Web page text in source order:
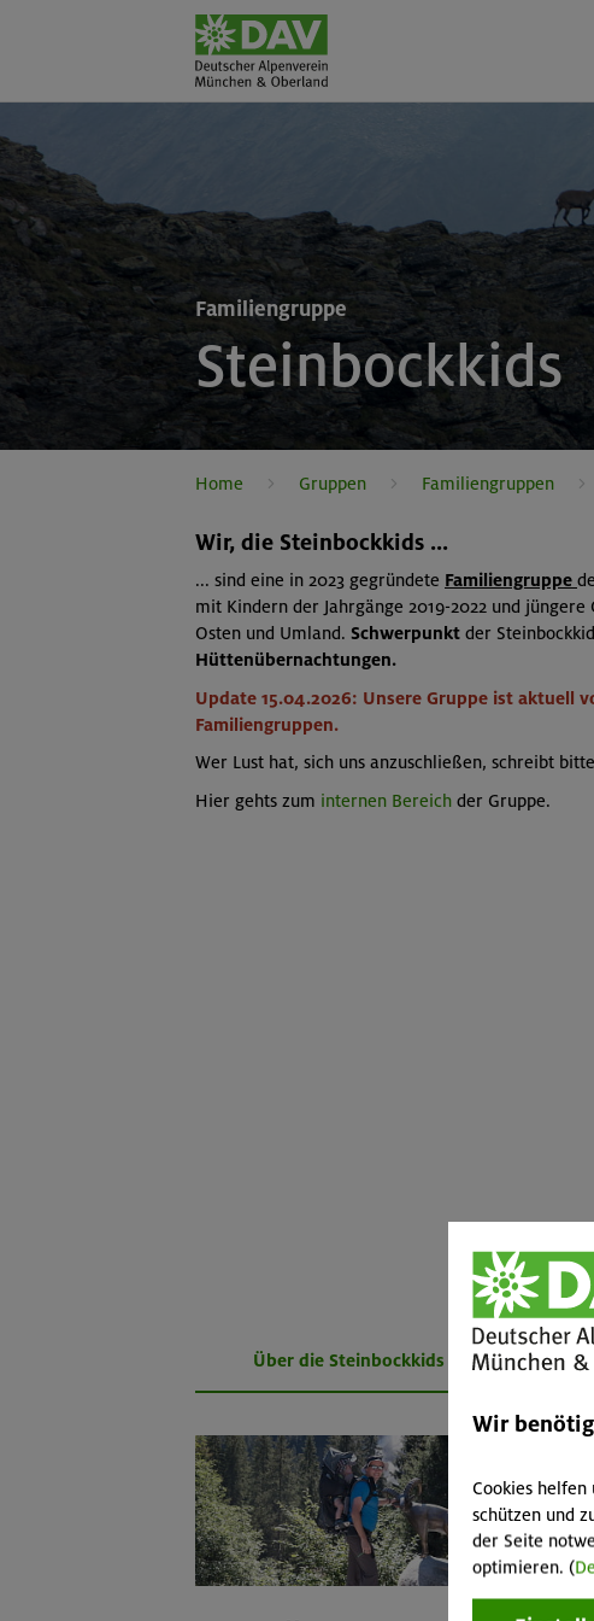
Steinbockkids
Familiengruppe
Home Gruppen Familiengruppen
Wir, die Steinbockkids ...
... sind eine in 2023 gegründete Familiengruppe
mit Kindern der Jahrgänge 2019-2022 und
Osten und Umland. Schwerpunkt der
Hüttenübernachtungen.
Update 15.04.2026: Unsere Gruppe ist aktuell
Familiengruppen.
Wer Lust hat, sich uns anzuschließen, schreibt
Hier gehts zum internen Bereich der Gruppe.
Über die Steinbockkids
Wir
Cookies
schützen und
der Seite
optimieren. (